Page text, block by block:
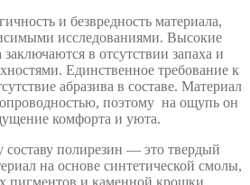
и безвредность материала,
исследованиями. Высокие
заключаются в отсутствии запаха и
Единственное требование к
абразива в составе. Материал
поэтому на ощупь он
комфорта и уюта.
полирезин — это твердый
на основе синтетической смолы,